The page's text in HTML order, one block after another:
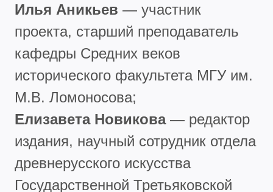
Илья Аникьев — участник
проекта, старший преподаватель
кафедры Средних веков
исторического факультета МГУ им.
М.В. Ломоносова;
Елизавета Новикова— редактор
издания, научный сотрудник отдела
древнерусского искусства
Государственной Третьяковской